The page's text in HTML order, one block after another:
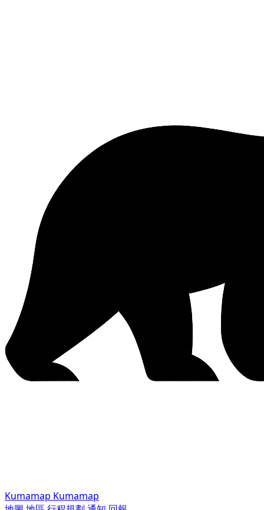
Kumamap Kumamap